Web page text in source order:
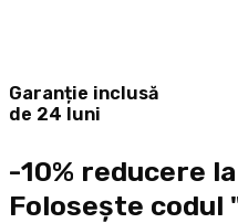
Garanție inclusă
de 24 luni
-10% reducere
Folosește codul